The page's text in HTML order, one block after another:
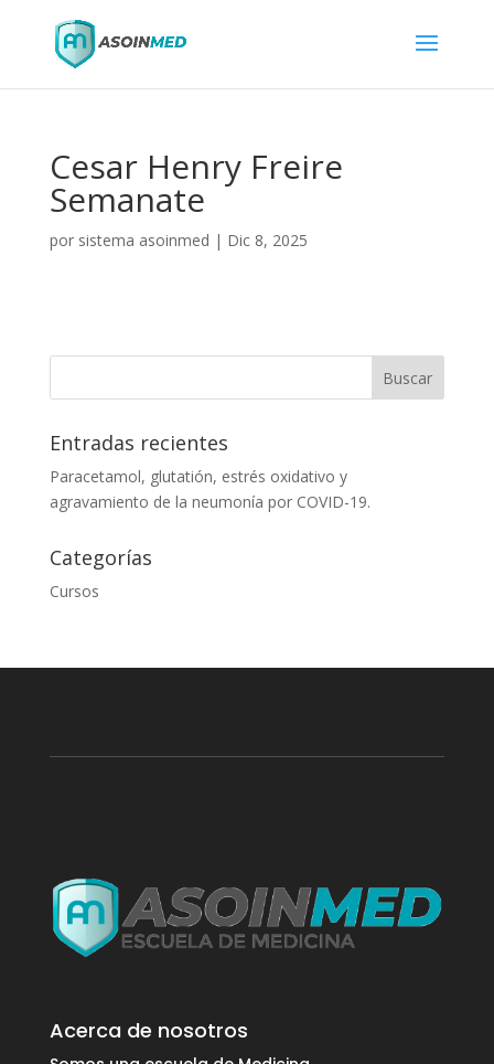
Cesar Henry Freire
Semanate
por sistema asoinmed | Dic 8, 2025
Entradas recientes
Paracetamol, glutatión, estrés oxidativo y
agravamiento de la neumonía por COVID-19.
Categorías
Cursos
Acerca de nosotros